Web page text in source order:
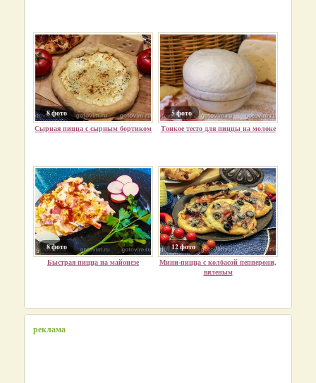
8 фото
Сырная пицца с сырным бортиком
5 фото
Тонкое тесто для пиццы на молоке
8 фото
Быстрая пицца на майонезе
12 фото
Мини-пицца с колбасой пепперони,
вяленым
реклама